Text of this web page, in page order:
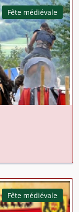
Fête médiévale
Fête médiévale